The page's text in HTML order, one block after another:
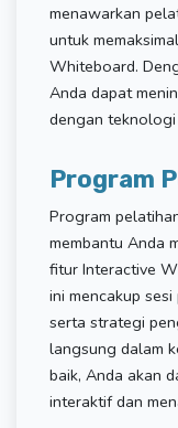
menawarkan
untuk
Whiteboard.
Anda dapat
dengan
Program
Program
membantu Anda
fitur Interactive
ini mencakup
serta strategi
langsung dalam
baik, Anda akan
interaktif dan